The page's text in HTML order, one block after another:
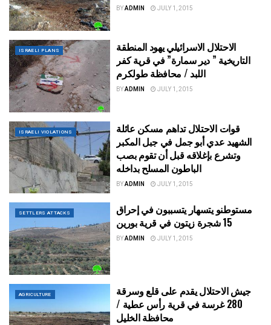
BYADMIN JULY 1, 2015
ISRAELI PLANS
الاحتلال الاسرائيلي يهود المنطقة
التاريخية ” دير سمارة” في قرية كفر
اللبد / محافظة طولكرم
BYADMIN JULY 1, 2015
ISRAELI VIOLATIONS
قوات الاحتلال تداهم مسكن عائلة
الشهيد عدي أبو جمل في جبل المكبر
وتشرع بإغلاقه قبل أن تقوم بصب
الباطون المسلح بداخله
BYADMIN JULY 1, 2015
SETTLERS ATTACKS
مستوطنو يتسهار يتسببون في إحراق
15 شجرة زيتون في قرية بورين
BYADMIN JULY 1, 2015
AGRICULTURE
جيش الاحتلال يقدم على قلع وسرقة
280 غرسة في قرية رأس عطية /
محافظة الخليل